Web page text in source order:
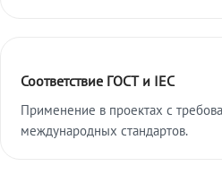
Соответствие ГОСТ и IEC
Применение в проектах с
международных стандартов.